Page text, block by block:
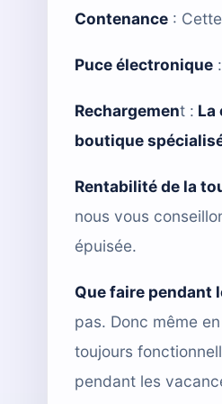
Contenance :
Puce électronique :
Rechargement : La
boutique
Rentabilité de la
nous vous
épuisée.
Que faire pendant
pas. Donc même
toujours
pendant les